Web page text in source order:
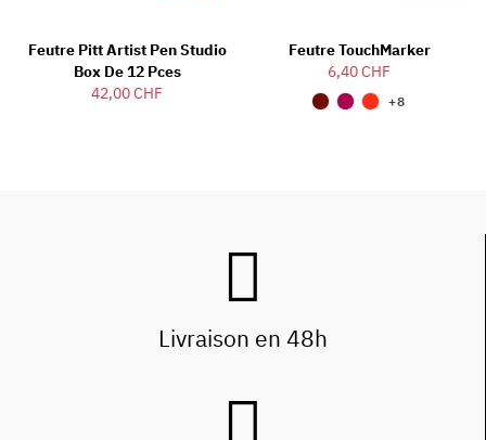
Feutre Pitt Artist Pen Studio
Box De 12 Pces
42,00 CHF
Feutre TouchMarker
6,40 CHF
+8
Livraison en 48h